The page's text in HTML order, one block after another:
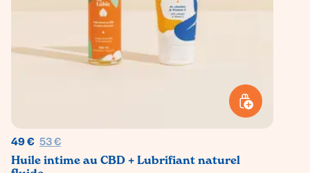
AJOUTER AU
49 € Prix régulier
53 €
Huile intime au CBD + Lubrifiant naturel